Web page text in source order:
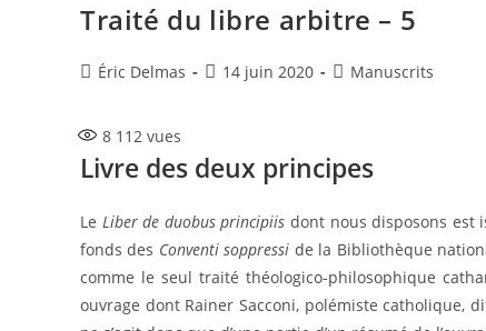
Traité du libre arbitre – 5
Auteur/autrice
publication :
Éric Delmas
Publication
14 juin 2020
PostManuscrits
8 112 vues
Livre des deux principes
Le Liber de duobus principiis dont nous disposons est
fonds des Conventi soppressi de la Bibliothèque
comme le seul traité théologico-philosophique
ouvrage dont Rainer Sacconi, polémiste catholique,